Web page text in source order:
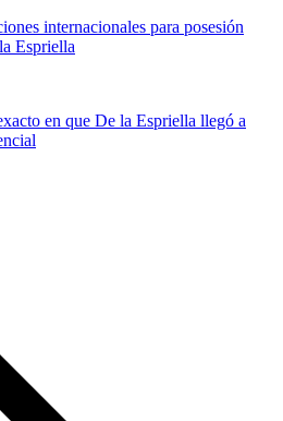
internacionales para posesión
Espriella
en que De la Espriella llegó a